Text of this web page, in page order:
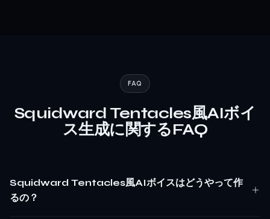
FAQ
Squidward Tentacles風AIボイ
ス生成に関するFAQ
Squidward Tentacles風AIボイスはどうやって作
るの？